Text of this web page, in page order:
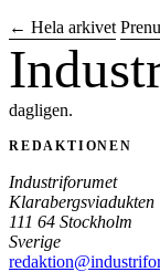
← Hela arkivet
dagligen.
REDAKTIONEN
Industriforumet
Klarabergsviadukten
111 64 Stockholm
Sverige